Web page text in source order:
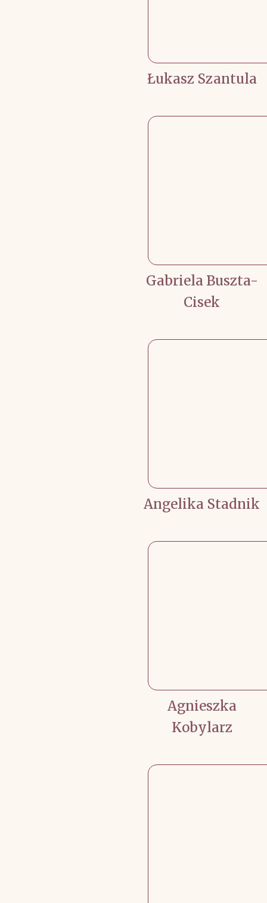
Łukasz Szantula
Gabriela Buszta-
Cisek
Angelika Stadnik
Agnieszka
Kobylarz